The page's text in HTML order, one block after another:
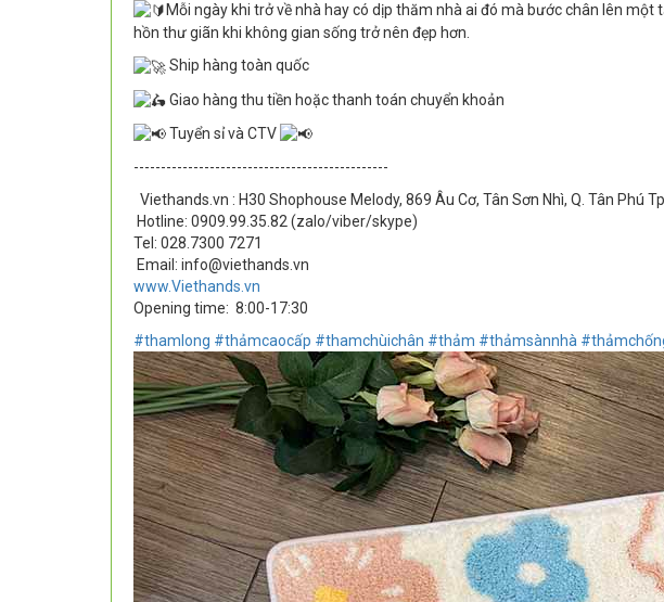
Mỗi ngày khi trở về nhà hay có dịp thăm nhà ai đó mà bước chân lên
hồn thư giãn khi không gian sống trở nên đẹp hơn.
Ship hàng toàn quốc
Giao hàng thu tiền hoặc thanh toán chuyển khoản
Tuyển sỉ và CTV
-----------------------------------------------
Viethands.vn : H30 Shophouse Melody, 869 Âu Cơ, Tân Sơn Nhì, Q. Tân Phú
Hotline: 0909.99.35.82 (zalo/viber/skype)
Tel: 028.7300 7271
Email: info@viethands.vn
www.Viethands.vn
Opening time: 8:00-17:30
#thamlong #thảmcaocấp #thamchùichân #thảm #thảmsànnhà